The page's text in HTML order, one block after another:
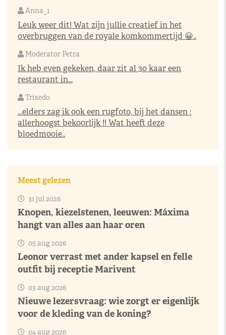
Anna_1
Leuk weer dit! Wat zijn jullie creatief in het
overbruggen van de royale komkommertijd 😀..
Moderator Petra
Ik heb even gekeken, daar zit al 30 kaar een
restaurant in...
Trixedo
...elders zag ik ook een rugfoto, bij het dansen :
allerhoogst bekoorlijk !! Wat heeft deze
bloedmooie..
Meest gelezen
31 jul 2026
Knopen, kiezelstenen, leeuwen: Máxima
hangt van alles aan haar oren
05 aug 2026
Leonor verrast met ander kapsel en felle
outfit bij receptie Marivent
03 aug 2026
Nieuwe lezersvraag: wie zorgt er eigenlijk
voor de kleding van de koning?
04 aug 2026